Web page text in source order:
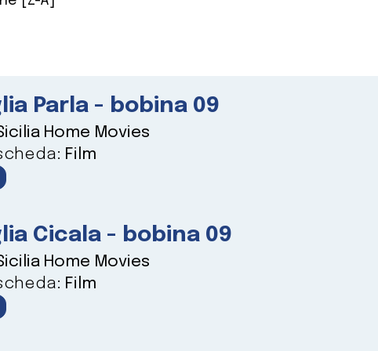
Parla - bobina 09
Home Movies
Film
Cicala - bobina 09
Home Movies
Film